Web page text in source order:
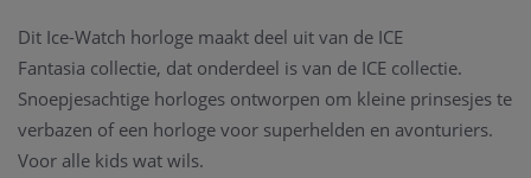
Dit Ice-Watch horloge maakt deel uit van de ICE
Fantasia collectie, dat onderdeel is van de ICE collectie.
Snoepjesachtige horloges ontworpen om kleine prinsesjes te
verbazen of een horloge voor superhelden en avonturiers.
Voor alle kids wat wils.